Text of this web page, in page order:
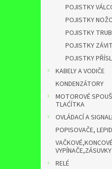
POJISTKY
POJISTKY
POJISTKY
POJISTKY
POJISTKY
KABELY A VODIČE
KONDENZÁTORY
MOTOROVÉ
TLAĆÍTKA
OVLÁDACÍ A
POPISOVAČE,
RELÉ